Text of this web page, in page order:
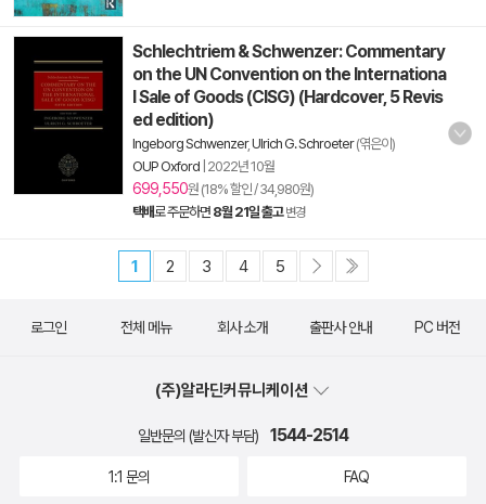
Schlechtriem & Schwenzer: Commentary
on the UN Convention on the Internationa
l Sale of Goods (CISG) (Hardcover, 5 Revis
ed edition)
Ingeborg Schwenzer,Ulrich G. Schroeter(엮은이)
OUP Oxford 2022년 10월
699,550원 (18% 할인 / 34,980원)
택배로 주문하면 8월 21일 출고 변경
1 2 3 4 5
로그인 전체 메뉴 회사 소개 출판사 안내 PC 버전
(주)알라딘커뮤니케이션
일반문의 (발신자 부담) 1544-2514
1:1 문의 FAQ